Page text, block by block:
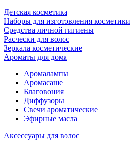
Детская косметика
Наборы для изготовления косметики
Средства личной гигиены
Расчески для волос
Зеркала косметические
Ароматы для дома
Аромалампы
Аромасаше
Благовония
Диффузоры
Свечи ароматические
Эфирные масла
Аксессуары для волос